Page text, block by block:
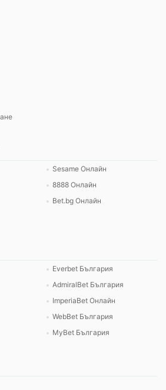
Sesame Онлайн
8888 Онлайн
Bet.bg Онлайн
Everbet България
AdmiralBet България
ImperiaBet Онлайн
WebBet България
MyBet България